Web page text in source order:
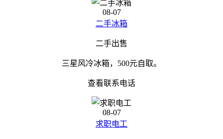
08-07
二手冰箱
二手出售
三星风冷冰箱，500元自取。
查看联系电话
08-07
求职电工